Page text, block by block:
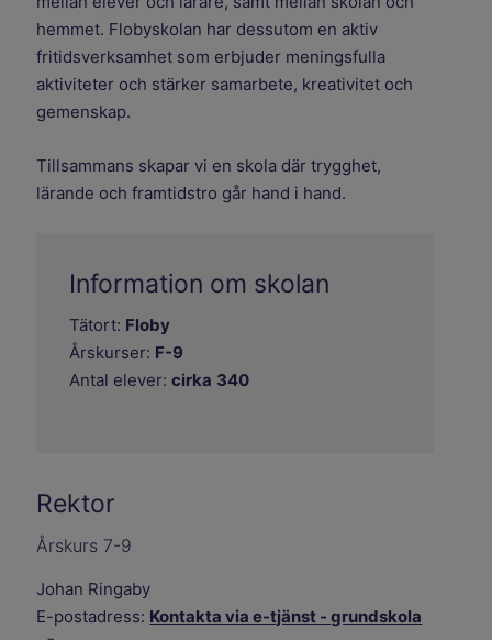
hemmet. Flobyskolan har dessutom en aktiv
fritidsverksamhet som erbjuder meningsfulla
aktiviteter och stärker samarbete, kreativitet och
gemenskap.
Tillsammans skapar vi en skola där trygghet,
lärande och framtidstro går hand i hand.
Information om skolan
Tätort: Floby
Årskurser: F-9
Antal elever:cirka 340
Rektor
Årskurs 7-9
Johan Ringaby
E-postadress: Kontakta via e-tjänst - grundskola